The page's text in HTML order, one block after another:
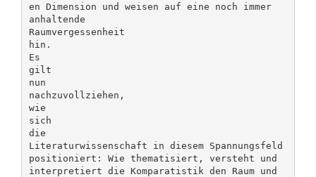
en Dimension und weisen auf eine noch immer
anhaltende
Raumvergessenheit
hin.
Es
gilt
nun
nachzuvollziehen,
wie
sich
die
Literaturwissenschaft in diesem Spannungsfeld
positioniert: Wie thematisiert, versteht und
interpretiert die Komparatistik den Raum und